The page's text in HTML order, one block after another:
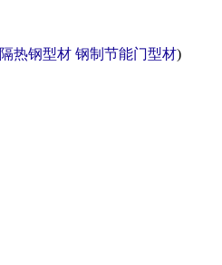
隔热钢型材 钢制节能门型材)